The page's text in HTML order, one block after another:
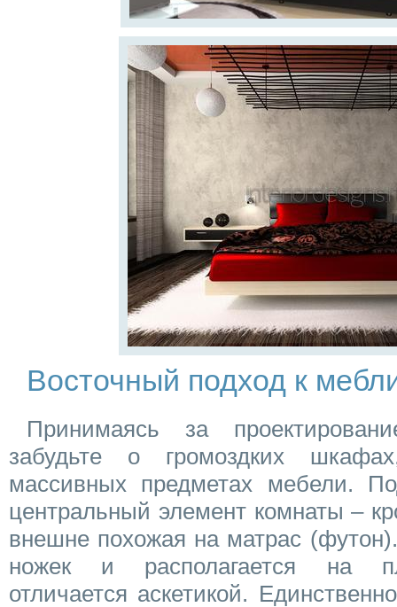
Восточный подход к
Принимаясь за
забудьте о громоздких
массивных предметах мебели.
центральный элемент комнаты –
внешне похожая на матрас
ножек и располагается на
отличается аскетикой.